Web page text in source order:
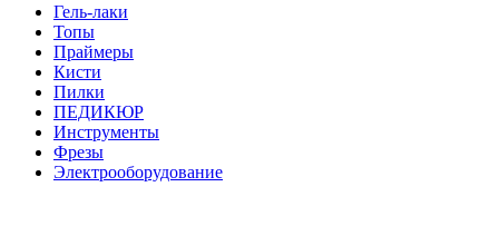
Гель-лаки
Топы
Праймеры
Кисти
Пилки
ПЕДИКЮР
Инструменты
Фрезы
Электрооборудование